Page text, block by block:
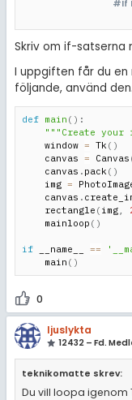
#If
Skriv om if-satserna
I uppgiften får du en
följande, använd den.
def main ( ) :
"""Create
    window
= Tk ( )
    canvas
= Canvas
    canvas
. pack ( )
    img
=
    canvas
.
    rectangle
( img,
    mainloop
( )
if __name__ ==
    main
( )
0
ljuslykta
12432 – Fd.
teknikomatte skrev:
Du vill loopa igenom